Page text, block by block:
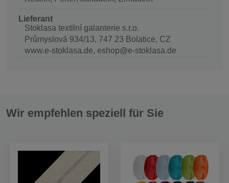
Lieferant
Stoklasa textilní galanterie s.r.o.
Průmyslová 934/13, 747 23 Bolatice, CZ
www.e-stoklasa.de, eshop@e-stoklasa.de
Wir empfehlen speziell für Sie